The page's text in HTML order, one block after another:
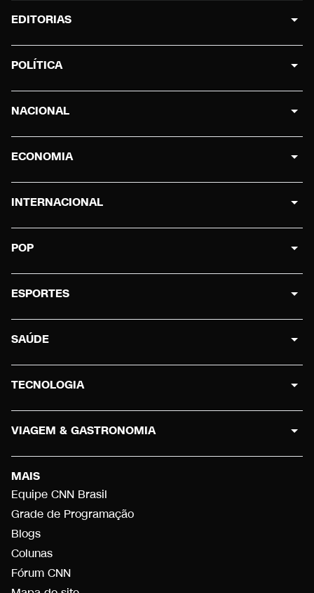
MAIS
Equipe CNN Brasil
Grade de Programação
Blogs
Colunas
Fórum CNN
EDITORIAS
POLÍTICA
NACIONAL
ECONOMIA
INTERNACIONAL
POP
ESPORTES
SAÚDE
TECNOLOGIA
VIAGEM & GASTRONOMIA